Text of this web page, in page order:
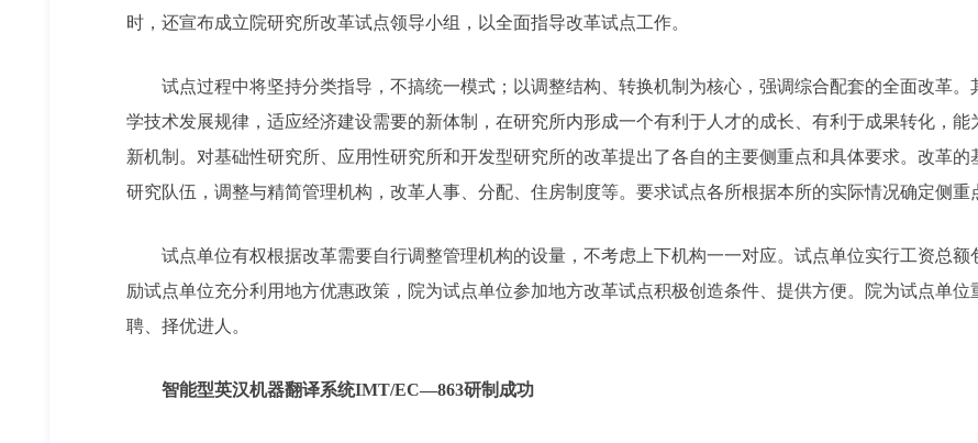
时，还宣布成立院研究所改革试点领导小组，以全面指导改革试点工作。
试点过程中将坚持分类指导，不搞统一模式；以调整结构、转换机制为核心，强调综合配套的全面改革。
学技术发展规律，适应经济建设需要的新体制，在研究所内形成一个有利于人才的成长、有利于成果转化，
新机制。对基础性研究所、应用性研究所和开发型研究所的改革提出了各自的主要侧重点和具体要求。改革
研究队伍，调整与精简管理机构，改革人事、分配、住房制度等。要求试点各所根据本所的实际情况确定侧重
试点单位有权根据改革需要自行调整管理机构的设量，不考虑上下机构一一对应。试点单位实行工资总额
励试点单位充分利用地方优惠政策，院为试点单位参加地方改革试点积极创造条件、提供方便。院为试点单
聘、择优进人。
智能型英汉机器翻译系统IMT/EC—863研制成功